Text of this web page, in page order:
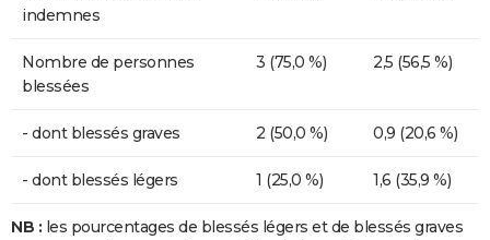
indemnes
Nombre de personnes
blessées
3 (75,0 %) 2,5 (56,5 %)
- dont blessés graves 2 (50,0 %) 0,9 (20,6 %)
- dont blessés légers 1 (25,0 %) 1,6 (35,9 %)
NB : les pourcentages de blessés légers et de blessés graves